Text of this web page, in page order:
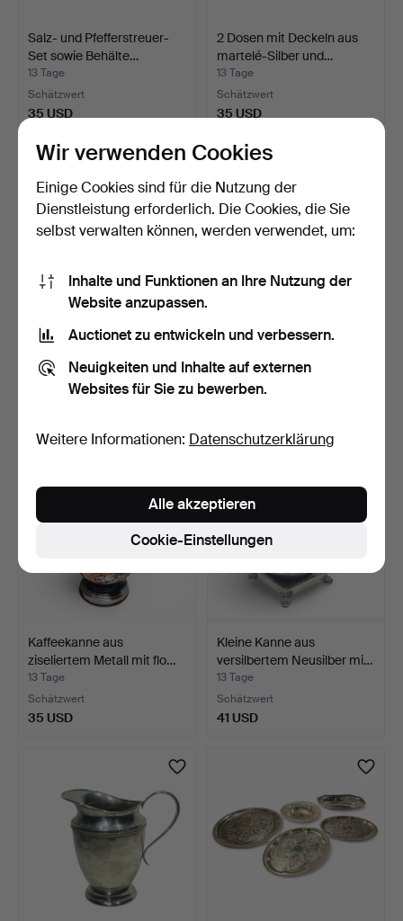
Salz- und Pfefferstreuer-
Set sowie Behälte…
13 Tage
Schätzwert
35 USD
2 Dosen mit Deckeln aus
martelé-Silber und…
13 Tage
Schätzwert
35 USD
Kanne mit godroniertem
Dekor, versilbert.
13 Tage
Schätzwert
Essig- und Ölmenage mit
martelé-gearbeitet…
13 Tage
Schätzwert
Kaffeekanne aus
ziseliertem Metall mit flo…
13 Tage
Schätzwert
35 USD
Kleine Kanne aus
versilbertem Neusilber mi…
13 Tage
Schätzwert
41 USD
Wir verwenden Cookies
Einige Cookies sind für die Nutzung der
Dienstleistung erforderlich. Die Cookies, die Sie
selbst verwalten können, werden verwendet, um:
Inhalte und Funktionen an Ihre Nutzung der
Website anzupassen.
Auctionet zu entwickeln und verbessern.
Neuigkeiten und Inhalte auf externen
Websites für Sie zu bewerben.
Weitere Informationen: Datenschutzerklärung
Cookie-Einstellungen
Alle akzeptieren